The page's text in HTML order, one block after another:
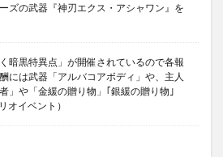
ズの武器『神刃エクス・アシャワン』を
暗黒特異点」が開催されているので各報
には武器「アルバコアボディ」や、主人
」や「金緩の贈り物」｢銀緩の贈り物｣
オイベント）